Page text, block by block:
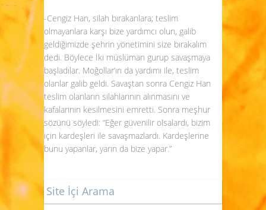
-Cengiz Han, silah bırakanlara; teslim
olmayanlara karşı bize yardımcı olun, galib
geldiğimizde şehrin yönetimini size bırakalım
dedi. Böylece İki müslüman gurup savaşmaya
başladılar. Moğollar’ın da yardımı ile, teslim
olanlar galib geldi. Savaştan sonra Cengiz Han
teslim olanların silahlarının alınmasını ve
kafalarının kesilmesini emretti. Sonra meşhur
sözünü söyledi: “Eğer güvenilir olsalardı, bizim
için kardeşleri ile savaşmazlardı. Kardeşlerine
bunu yapanlar, yarın da bize yapar.”
Site İçi Arama